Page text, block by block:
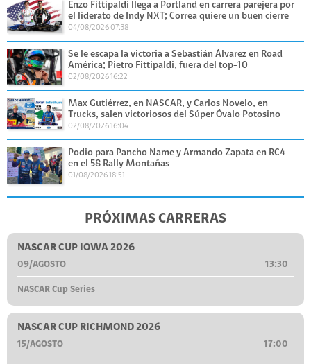
Enzo Fittipaldi llega a Portland en carrera parejera por
el liderato de Indy NXT; Correa quiere un buen cierre
04/08/2026 07:38
Se le escapa la victoria a Sebastián Álvarez en Road
América; Pietro Fittipaldi, fuera del top-10
02/08/2026 16:22
Max Gutiérrez, en NASCAR, y Carlos Novelo, en
Trucks, salen victoriosos del Súper Óvalo Potosino
02/08/2026 16:04
Podio para Pancho Name y Armando Zapata en RC4
en el 58 Rally Montañas
01/08/2026 18:51
PRÓXIMAS CARRERAS
NASCAR CUP IOWA 2026
09/AGOSTO 13:30
NASCAR Cup Series
NASCAR CUP RICHMOND 2026
15/AGOSTO 17:00